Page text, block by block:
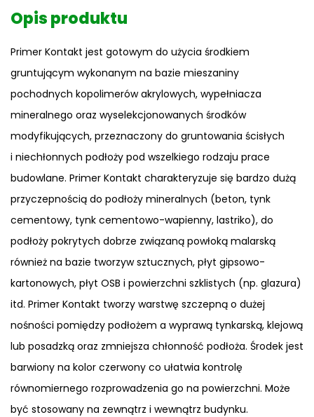
Opis produktu
Primer Kontakt jest gotowym do użycia środkiem
gruntującym wykonanym na bazie mieszaniny
pochodnych kopolimerów akrylowych, wypełniacza
mineralnego oraz wyselekcjonowanych środków
modyfikujących, przeznaczony do gruntowania ścisłych
i niechłonnych podłoży pod wszelkiego rodzaju prace
budowlane. Primer Kontakt charakteryzuje się bardzo dużą
przyczepnością do podłoży mineralnych (beton, tynk
cementowy, tynk cementowo-wapienny, lastriko), do
podłoży pokrytych dobrze związaną powłoką malarską
również na bazie tworzyw sztucznych, płyt gipsowo-
kartonowych, płyt OSB i powierzchni szklistych (np. glazura)
itd. Primer Kontakt tworzy warstwę szczepną o dużej
nośności pomiędzy podłożem a wyprawą tynkarską, klejową
lub posadzką oraz zmniejsza chłonność podłoża. Środek jest
barwiony na kolor czerwony co ułatwia kontrolę
równomiernego rozprowadzenia go na powierzchni. Może
być stosowany na zewnątrz i wewnątrz budynku.